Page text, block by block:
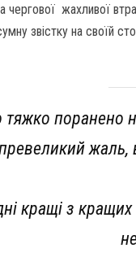
чергової жахливої
звістку на своїй
поранено
жаль,
кращі з